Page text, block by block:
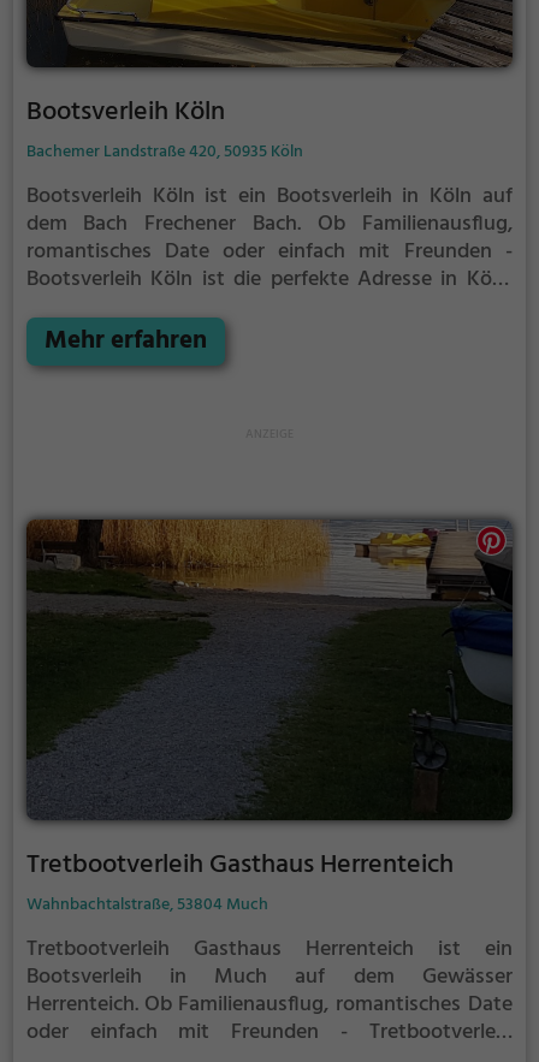
Bootsverleih Köln
Bachemer Landstraße 420, 50935 Köln
Bootsverleih Köln ist ein Bootsverleih in Köln auf
dem Bach Frechener Bach. Ob Familienausflug,
romantisches Date oder einfach mit Freunden -
Bootsverleih Köln ist die perfekte Adresse in Köln.
Sportbegeisterte und echte Wasserratten auf ihre
Kosten.
Mehr erfahren
Tretbootverleih Gasthaus Herrenteich
Wahnbachtalstraße, 53804 Much
Tretbootverleih Gasthaus Herrenteich ist ein
Bootsverleih in Much auf dem Gewässer
Herrenteich. Ob Familienausflug, romantisches Date
oder einfach mit Freunden - Tretbootverleih